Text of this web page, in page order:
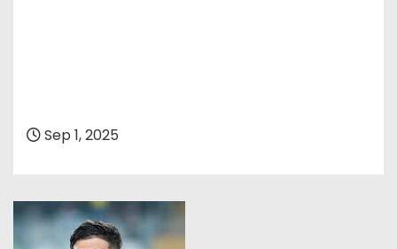
Sep 1, 2025